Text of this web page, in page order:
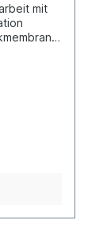
oder
besserer